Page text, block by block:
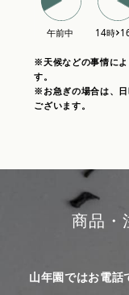
※天候などの事情によ
す。
※お急ぎの場合は、
ございます。
商品・
山年園ではお電話